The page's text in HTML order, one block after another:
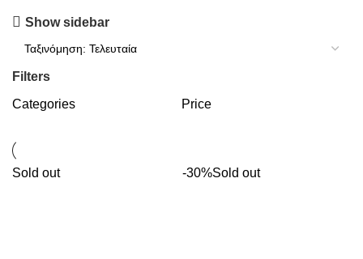
Show sidebar
Filters
Categories Price
Sold out -30%Sold out